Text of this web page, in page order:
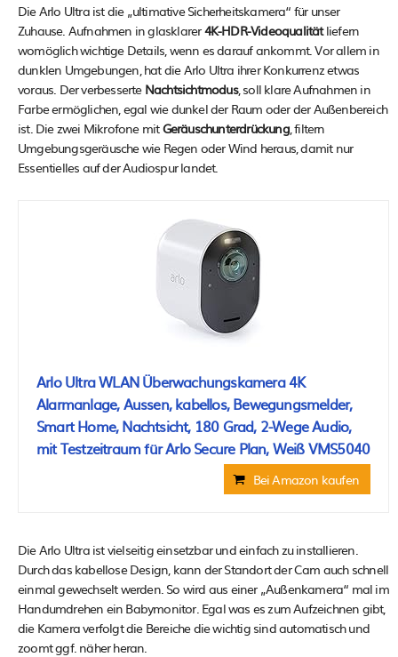
Die Arlo Ultra ist die „ultimative Sicherheitskamera“ für unser
Zuhause. Aufnahmen in glasklarer4K-HDR-Videoqualitätliefern
womöglich wichtige Details, wenn es darauf ankommt. Vor allem in
dunklen Umgebungen, hat die Arlo Ultra ihrer Konkurrenz etwas
voraus. Der verbesserte Nachtsichtmodus, soll klare Aufnahmen in
Farbe ermöglichen, egal wie dunkel der Raum oder der Außenbereich
ist. Die zwei Mikrofone mitGeräuschunterdrückung, filtern
Umgebungsgeräusche wie Regen oder Wind heraus, damit nur
Essentielles auf der Audiospur landet.
Arlo Ultra WLAN Überwachungskamera 4K
Alarmanlage, Aussen, kabellos, Bewegungsmelder,
Smart Home, Nachtsicht, 180 Grad, 2-Wege Audio,
mit Testzeitraum für Arlo Secure Plan, Weiß VMS5040
Bei Amazon kaufen
Die Arlo Ultra ist vielseitig einsetzbar und einfach zu installieren.
Durch das kabellose Design, kann der Standort der Cam auch schnell
einmal gewechselt werden. So wird aus einer „Außenkamera“ mal im
Handumdrehen ein Babymonitor. Egal was es zum Aufzeichnen gibt,
die Kamera verfolgt die Bereiche die wichtig sind automatisch und
zoomt ggf. näher heran.